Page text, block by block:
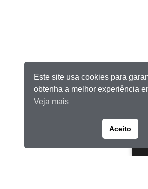
Este site usa cookies para
obtenha a melhor experiência
Veja mais
Aceito